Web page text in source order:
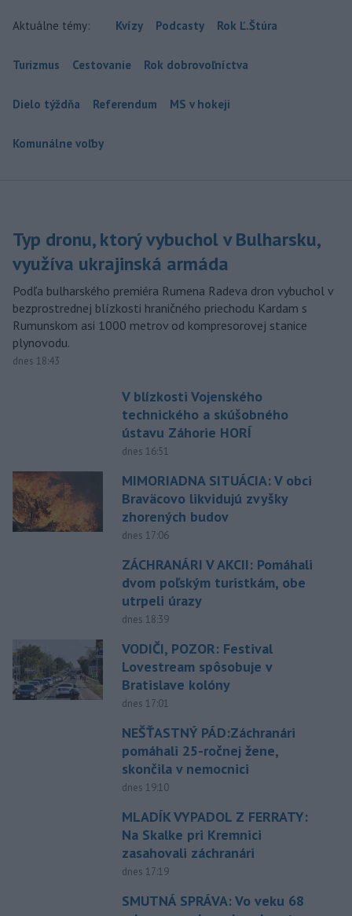
Aktuálne témy: Kvízy Podcasty Rok Ľ.Štúra
Turizmus Cestovanie Rok dobrovoľníctva
Dielo týždňa Referendum MS v hokeji
Komunálne voľby
Typ dronu, ktorý vybuchol v Bulharsku,
využíva ukrajinská armáda
Podľa bulharského premiéra Rumena Radeva dron vybuchol v
bezprostrednej blízkosti hraničného priechodu Kardam s
Rumunskom asi 1000 metrov od kompresorovej stanice
plynovodu.
dnes 18:43
V blízkosti Vojenského
technického a skúšobného
ústavu Záhorie HORÍ
dnes 16:51
MIMORIADNA SITUÁCIA: V obci
Braväcovo likvidujú zvyšky
zhorených budov
dnes 17:06
ZÁCHRANÁRI V AKCII: Pomáhali
dvom poľským turistkám, obe
utrpeli úrazy
dnes 18:39
VODIČI, POZOR: Festival
Lovestream spôsobuje v
Bratislave kolóny
dnes 17:01
NEŠŤASTNÝ PÁD:Záchranári
pomáhali 25-ročnej žene,
skončila v nemocnici
dnes 19:10
MLADÍK VYPADOL Z FERRATY:
Na Skalke pri Kremnici
zasahovali záchranári
dnes 17:19
SMUTNÁ SPRÁVA: Vo veku 68